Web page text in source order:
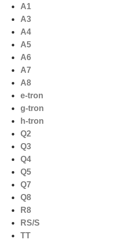
naar
inhoud
A1
A3
A4
A5
A6
A7
A8
e-tron
g-tron
h-tron
Q2
Q3
Q4
Q5
Q7
Q8
R8
RS/S
TT